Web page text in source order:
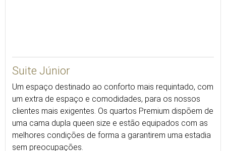
Suite Júnior
Um espaço destinado ao conforto mais requintado, com
um extra de espaço e comodidades, para os nossos
clientes mais exigentes. Os quartos Premium dispõem de
uma cama dupla queen size e estão equipados com as
melhores condições de forma a garantirem uma estadia
sem preocupações.